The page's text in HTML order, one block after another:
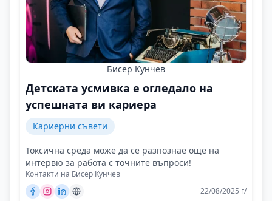
Бисер Кунчев
Детската усмивка е огледало на
успешната ви кариера
Кариерни съвети
Токсична среда може да се разпознае още на
интервю за работа с точните въпроси!
Контакти на Бисер Кунчев
22/08/2025 г/